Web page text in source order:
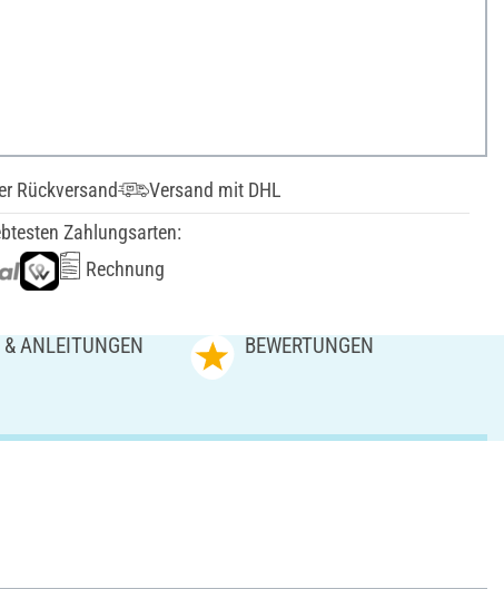
Rückversand
Versand mit DHL
Zahlungsarten:
Rechnung
& ANLEITUNGEN BEWERTUNGEN